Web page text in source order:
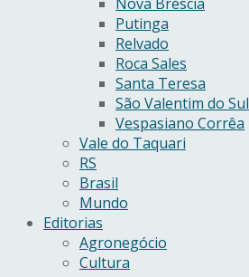
Putinga
Relvado
Roca Sales
Santa Teresa
São Valentim do Sul
Vespasiano Corrêa
Vale do Taquari
RS
Brasil
Mundo
Editorias
Agronegócio
Cultura